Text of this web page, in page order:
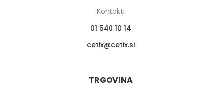
Kontakti
01 540 10 14
cetix
cetix.si
TRGOVINA